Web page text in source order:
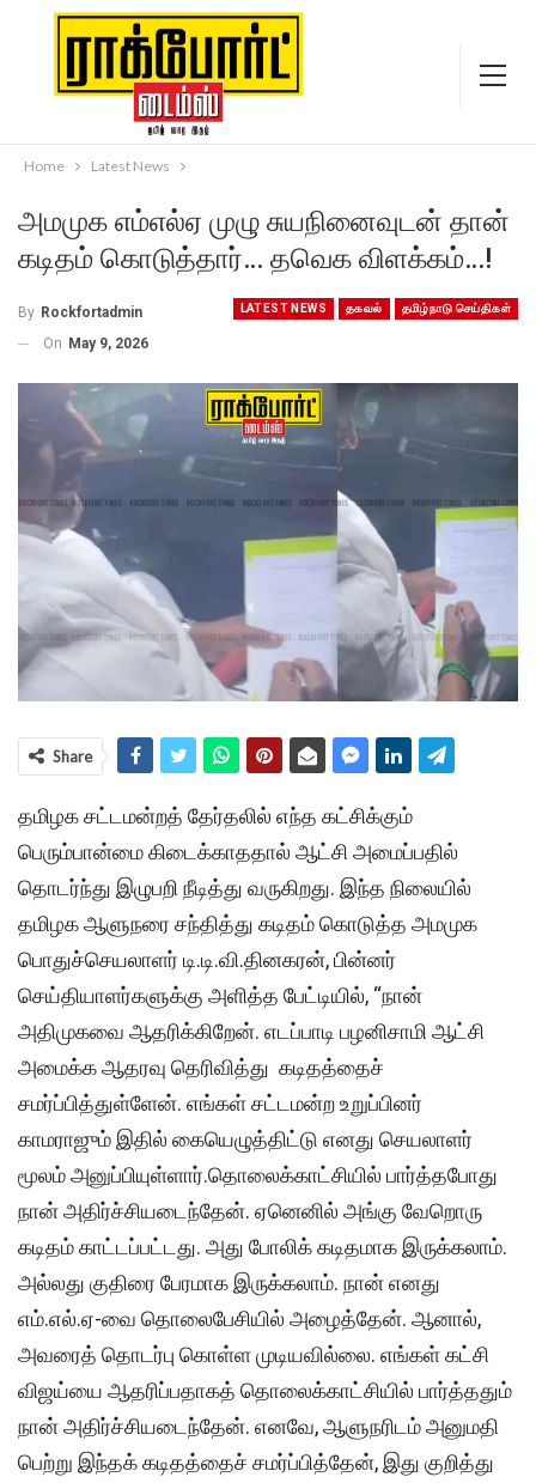
Home Latest News
அமமுக எம்எல்ஏ முழு சுயநினைவுடன் தான்
கடிதம் கொடுத்தார்… தவெக விளக்கம்…!
LATEST NEWS தகவல் தமிழ்நாடு செய்திகள்
By Rockfortadmin
On May 9, 2026
Share
தமிழக சட்டமன்றத் தேர்தலில் எந்த கட்சிக்கும்
பெரும்பான்மை கிடைக்காததால் ஆட்சி அமைப்பதில்
தொடர்ந்து இழுபறி நீடித்து வருகிறது. இந்த நிலையில்
தமிழக ஆளுநரை சந்தித்து கடிதம் கொடுத்த அமமுக
பொதுச்செயலாளர் டி.டி.வி.தினகரன், பின்னர்
செய்தியாளர்களுக்கு அளித்த பேட்டியில், “நான்
அதிமுகவை ஆதரிக்கிறேன். எடப்பாடி பழனிசாமி ஆட்சி
அமைக்க ஆதரவு தெரிவித்து கடிதத்தைச்
சமர்ப்பித்துள்ளேன். எங்கள் சட்டமன்ற உறுப்பினர்
காமராஜும் இதில் கையெழுத்திட்டு எனது செயலாளர்
மூலம் அனுப்பியுள்ளார்.தொலைக்காட்சியில் பார்த்தபோது
நான் அதிர்ச்சியடைந்தேன். ஏனெனில் அங்கு வேறொரு
கடிதம் காட்டப்பட்டது. அது போலிக் கடிதமாக இருக்கலாம்.
அல்லது குதிரை பேரமாக இருக்கலாம். நான் எனது
எம்.எல்.ஏ-வை தொலைபேசியில் அழைத்தேன். ஆனால்,
அவரைத் தொடர்பு கொள்ள முடியவில்லை. எங்கள் கட்சி
விஜய்யை ஆதரிப்பதாகத் தொலைக்காட்சியில் பார்த்ததும்
நான் அதிர்ச்சியடைந்தேன். எனவே, ஆளுநரிடம் அனுமதி
பெற்று இந்தக் கடிதத்தைச் சமர்ப்பித்தேன், இது குறித்து